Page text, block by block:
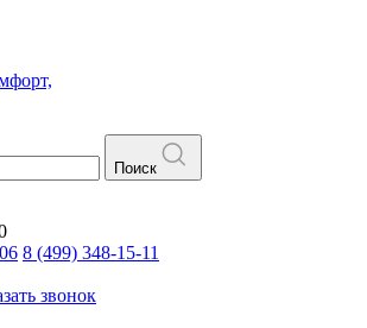
Поиск
8 (499) 348-15-11
звонок